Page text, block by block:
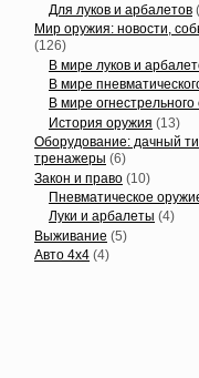
Для луков и арбалетов
Мир оружия: новости,
(126)
В мире луков и
В мире
В мире
История оружия (13)
Оборудование: дачный
тренажеры (6)
Закон и право (10)
Пневматическое
Луки и арбалеты (4)
Выживание (5)
Авто 4х4 (4)